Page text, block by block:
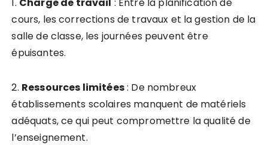
cours, les corrections de travaux et la gestion de la
salle de classe, les journées peuvent être
épuisantes.
2. Ressources limitées: De nombreux
établissements scolaires manquent de matériels
adéquats, ce qui peut compromettre la qualité de
l’enseignement.